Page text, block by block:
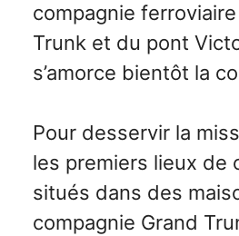
compagnie
Trunk et du pont
s’amorce bientôt la
Pour desservir la
les premiers lieux de
situés dans des
compagnie Grand